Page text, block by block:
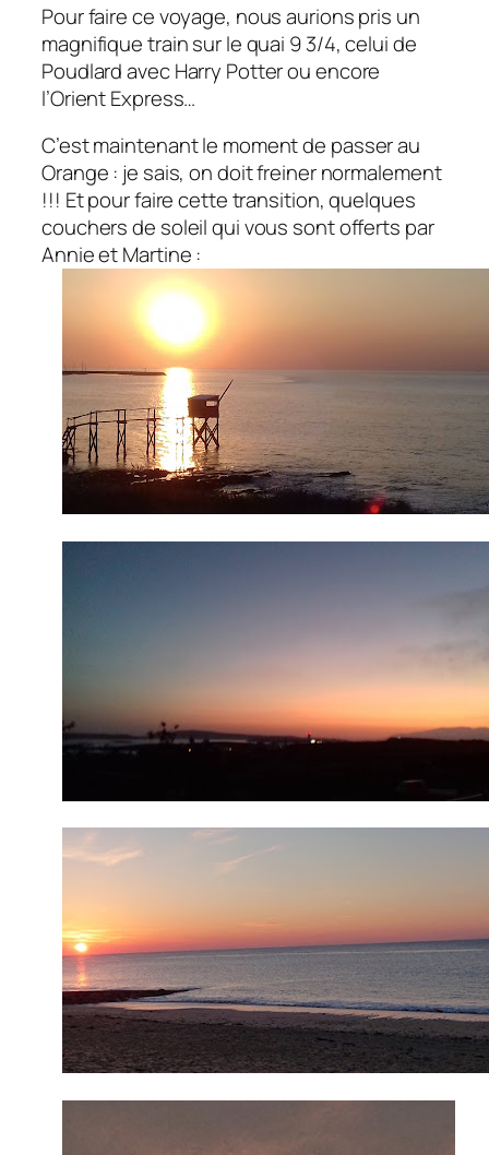
Pour faire ce voyage, nous aurions pris un
magnifique train sur le quai 9 3/4, celui de
Poudlard avec Harry Potter ou encore
l’Orient Express…
C’est maintenant le moment de passer au
Orange : je sais, on doit freiner normalement
!!! Et pour faire cette transition, quelques
couchers de soleil qui vous sont offerts par
Annie et Martine :